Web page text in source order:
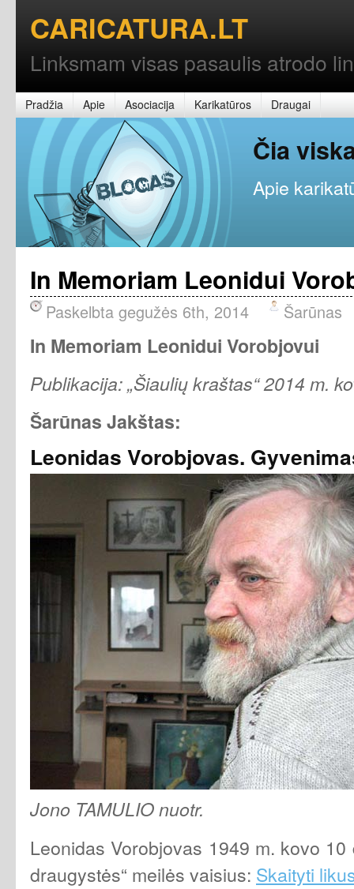
CARICATURA.LT
Linksmam visas pasaulis atrodo
Pradžia Apie Asociacija Karikatūros Draugai
Čia
Apie
In Memoriam Leonidui
Paskelbta gegužės 6th, 2014 Šarūnas
In Memoriam Leonidui Vorobjovui
Publikacija: „Šiaulių kraštas“ 2014 m.
Šarūnas Jakštas:
Leonidas Vorobjovas.
Jono TAMULIO nuotr.
Leonidas Vorobjovas 1949 m. kovo
draugystės“ meilės vaisius: Skaityti